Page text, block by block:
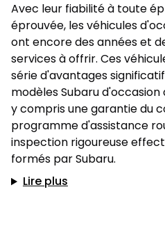
Avec leur fiabilité à toute
éprouvée, les véhicules
ont encore des années et
services à offrir. Ces
série d'avantages
modèles Subaru
y compris une garantie du
programme d'assistance
inspection rigoureuse
formés par Subaru.
Lire plus